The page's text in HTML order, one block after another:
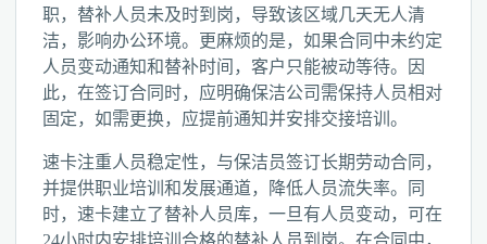
职，替补人员未及时到岗，导致该区域几天无人清
洁，影响办公环境。更麻烦的是，如果合同中未约定
人员变动通知和替补时间，客户只能被动等待。因
此，在签订合同时，应明确保洁公司需保持人员相对
固定，如需更换，应提前通知并安排交接培训。
速卡注重人员稳定性，与保洁员签订长期劳动合同，
并提供职业培训和发展通道，降低人员流失率。同
时，速卡建立了替补人员库，一旦有人员变动，可在